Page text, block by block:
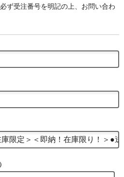
ず受注番号を明記の上、お問い合わ